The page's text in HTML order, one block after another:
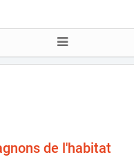
de l'habitat